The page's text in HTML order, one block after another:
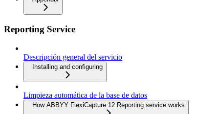
Reporting Service
Descripción general del servicio
Installing and configuring
Limpieza automática de la base de datos
How ABBYY FlexiCapture 12 Reporting service works